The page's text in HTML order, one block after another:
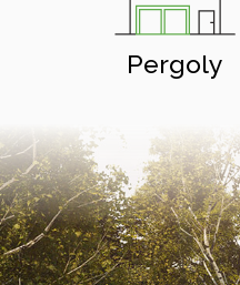
Pergoly